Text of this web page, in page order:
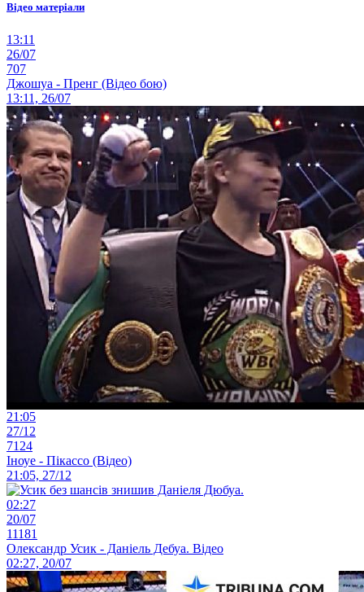
Відео матеріали
13:11
26/07
707
Джошуа - Пренг (Відео бою)
13:11, 26/07
21:05
27/12
7124
Іноуе - Пікассо (Відео)
21:05, 27/12
02:27
20/07
11181
Олександр Усик - Даніель Дебуа. Відео
02:27, 20/07